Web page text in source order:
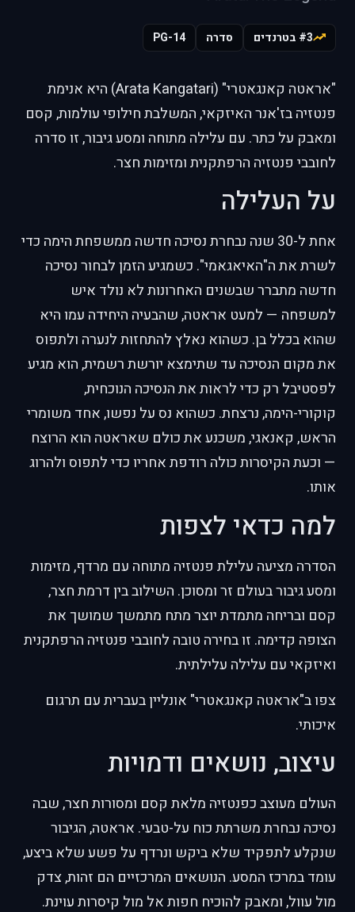
#3 בטרנדים סדרה PG-14
"אראטה קאנגאטרי" (Arata Kangatari) היא אנימת
פנטזיה בז'אנר האיזקאי, המשלבת חילופי עולמות, קסם
ומאבק על כתר. עם עלילה מתוחה ומסע גיבור, זו סדרה
לחובבי פנטזיה הרפתקנית ומזימות חצר.
על העלילה
אחת ל-30 שנה נבחרת נסיכה חדשה ממשפחת הימה כדי
לשרת את ה"האיאגאמי". כשמגיע הזמן לבחור נסיכה
חדשה מתברר שבשנים האחרונות לא נולד איש
למשפחה — למעט אראטה, שהבעיה היחידה עמו היא
שהוא בכלל בן. כשהוא נאלץ להתחזות לנערה ולתפוס
את מקום הנסיכה עד שתימצא יורשת רשמית, הוא מגיע
לפסטיבל רק כדי לראות את הנסיכה הנוכחית,
קוקורי-הימה, נרצחת. כשהוא נס על נפשו, אחד משומרי
הראש, קאנאגי, משכנע את כולם שאראטה הוא הרוצח
— וכעת הקיסרות כולה רודפת אחריו כדי לתפוס ולהרוג
אותו.
למה כדאי לצפות
הסדרה מציעה עלילת פנטזיה מתוחה עם מרדף, מזימות
ומסע גיבור בעולם זר ומסוכן. השילוב בין דרמת חצר,
קסם ובריחה מתמדת יוצר מתח מתמשך שמושך את
הצופה קדימה. זו בחירה טובה לחובבי פנטזיה הרפתקנית
ואיזקאי עם עלילה עלילתית.
צפו ב"אראטה קאנגאטרי" אונליין בעברית עם תרגום
איכותי.
עיצוב, נושאים ודמויות
העולם מעוצב כפנטזיה מלאת קסם ומסורות חצר, שבה
נסיכה נבחרת משרתת כוח על-טבעי. אראטה, הגיבור
שנקלע לתפקיד שלא ביקש ונרדף על פשע שלא ביצע,
עומד במרכז המסע. הנושאים המרכזיים הם זהות, צדק
מול עוול, ומאבק להוכיח חפות אל מול קיסרות עוינת.